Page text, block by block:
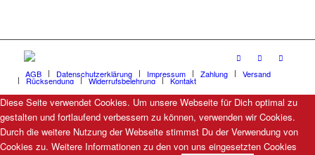
AGB Datenschutzerklärung Impressum Zahlung Versand
Rücksendung Widerrufsbelehrung Kontakt
Diese Seite verwendet Cookies. Um unsere Webseite für Dich optimal zu
gestalten und fortlaufend verbessern zu können, verwenden wir Cookies.
Durch die weitere Nutzung der Webseite stimmst Du der Verwendung von
Cookies zu. Weitere Informationen zu den von uns eingesetzten Cookies